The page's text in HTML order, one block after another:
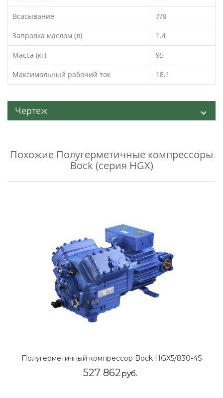
Всасывание 7/8
Заправка маслом (л) 1.4
Масса (кг) 95
Максимальный рабочий ток 18.1
Чертеж
Похожие Полугерметичные компрессоры
Bock (серия HGX)
Полугерметичный компрессор Bock HGX5/830-4S
527 862руб.